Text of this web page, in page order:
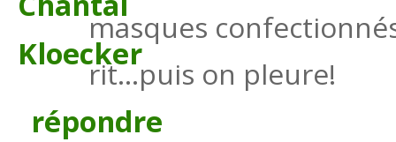
masques
rit...puis on pleure!
répondre